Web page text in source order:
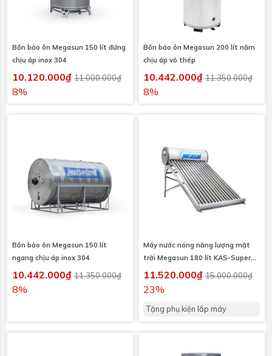
Bồn bảo ôn Megasun 150 lít đứng
chịu áp inox 304
10.120.000₫ 11.000.000₫
8%
Bồn bảo ôn Megasun 200 lít nằm
chịu áp vỏ thép
10.442.000₫ 11.350.000₫
8%
Bồn bảo ôn Megasun 150 lít
ngang chịu áp inox 304
10.442.000₫ 11.350.000₫
8%
Máy nước nóng năng lượng mặt
trời Megasun 180 lít KAS-Super
I316
11.520.000₫ 15.000.000₫
23%
Tặng phụ kiện lắp máy